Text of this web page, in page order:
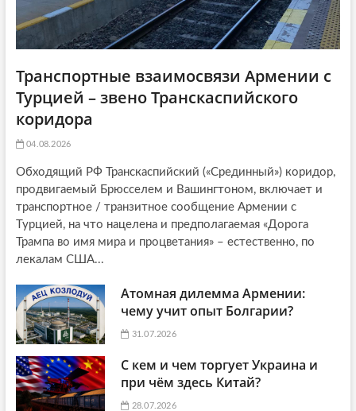
Транспортные взаимосвязи Армении с
Турцией – звено Транскаспийского
коридора
04.08.2026
Обходящий РФ Транскаспийский («Срединный») коридор,
продвигаемый Брюсселем и Вашингтоном, включает и
транспортное / транзитное сообщение Армении с
Турцией, на что нацелена и предполагаемая «Дорога
Трампа во имя мира и процветания» – естественно, по
лекалам США...
Атомная дилемма Армении:
чему учит опыт Болгарии?
31.07.2026
С кем и чем торгует Украина и
при чём здесь Китай?
28.07.2026